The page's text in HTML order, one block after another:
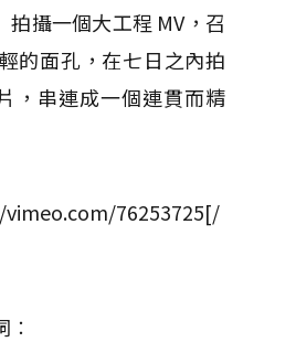
拍攝一個大工程 MV，召
的面孔，在七日之內拍
，串連成一個連貫而精
76253725[/